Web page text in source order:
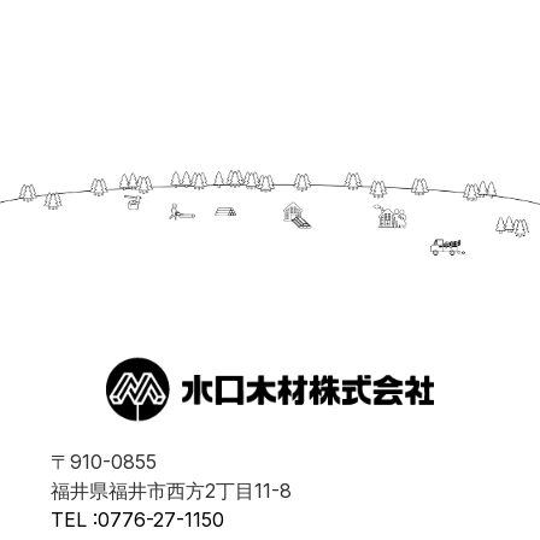
〒910-0855
福井県福井市西方2丁目11-8
TEL :0776-27-1150